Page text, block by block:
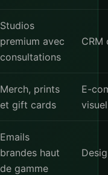
Studios
premium avec
consultations
CRM
Merch, prints
et gift cards
E-
visuel
Emails
brandes haut
de gamme